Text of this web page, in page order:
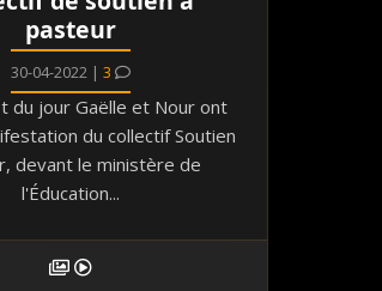
pasteur
30-04-2022 | 3
du jour Gaëlle et Nour ont
du collectif Soutien
devant le ministère de
l'Éducation...